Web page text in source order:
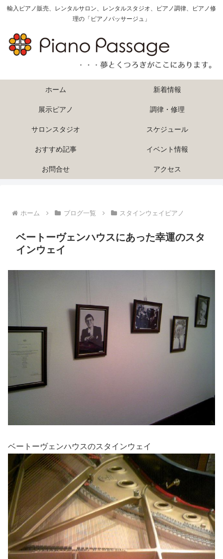
輸入ピアノ販売、レンタルサロン、レンタルスタジオ、ピアノ調律、ピアノ修
理の「ピアノパッサージュ」
ホーム 新着情報
展示ピアノ 調律・修理
サロンスタジオ スケジュール
おすすめ記事 イベント情報
お問合せ アクセス
ホーム ブログ一覧 スタインウェイピアノ
ベートーヴェンハウスにあった幸運のスタ
インウェイ
ベートーヴェンハウスのスタインウェイ